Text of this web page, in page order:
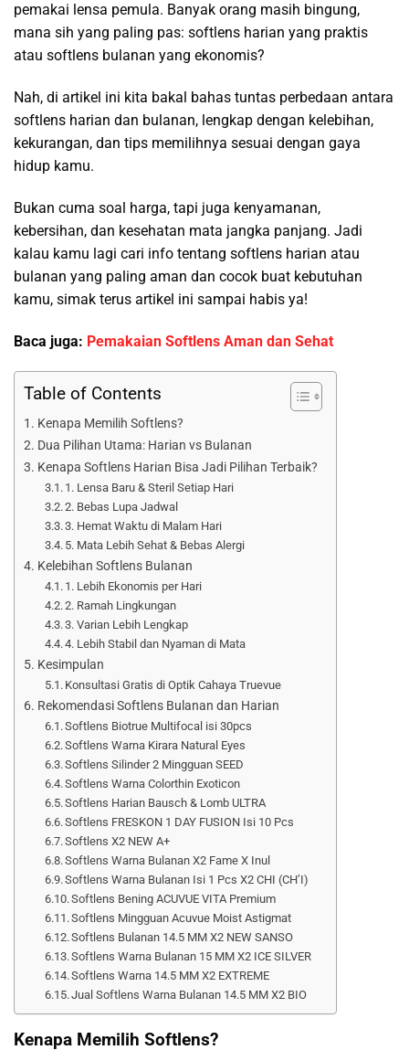
pemakai lensa pemula. Banyak orang masih bingung,
mana sih yang paling pas: softlens harian yang praktis
atau softlens bulanan yang ekonomis?
Nah, di artikel ini kita bakal bahas tuntas perbedaan antara
softlens harian dan bulanan, lengkap dengan kelebihan,
kekurangan, dan tips memilihnya sesuai dengan gaya
hidup kamu.
Bukan cuma soal harga, tapi juga kenyamanan,
kebersihan, dan kesehatan mata jangka panjang. Jadi
kalau kamu lagi cari info tentang softlens harian atau
bulanan yang paling aman dan cocok buat kebutuhan
kamu, simak terus artikel ini sampai habis ya!
Baca juga: Pemakaian Softlens Aman dan Sehat
Table of Contents
Kenapa Memilih Softlens?
Dua Pilihan Utama: Harian vs Bulanan
Kenapa Softlens Harian Bisa Jadi Pilihan Terbaik?
1. Lensa Baru & Steril Setiap Hari
2. Bebas Lupa Jadwal
3. Hemat Waktu di Malam Hari
5. Mata Lebih Sehat & Bebas Alergi
Kelebihan Softlens Bulanan
1. Lebih Ekonomis per Hari
2. Ramah Lingkungan
3. Varian Lebih Lengkap
4. Lebih Stabil dan Nyaman di Mata
Kesimpulan
Konsultasi Gratis di Optik Cahaya Truevue
Rekomendasi Softlens Bulanan dan Harian
Softlens Biotrue Multifocal isi 30pcs
Softlens Warna Kirara Natural Eyes
Softlens Silinder 2 Mingguan SEED
Softlens Warna Colorthin Exoticon
Softlens Harian Bausch & Lomb ULTRA
Softlens FRESKON 1 DAY FUSION Isi 10 Pcs
Softlens X2 NEW A+
Softlens Warna Bulanan X2 Fame X Inul
Softlens Warna Bulanan Isi 1 Pcs X2 CHI (CH’I)
Softlens Bening ACUVUE VITA Premium
Softlens Mingguan Acuvue Moist Astigmat
Softlens Bulanan 14.5 MM X2 NEW SANSO
Softlens Warna Bulanan 15 MM X2 ICE SILVER
Softlens Warna 14.5 MM X2 EXTREME
Jual Softlens Warna Bulanan 14.5 MM X2 BIO
Kenapa Memilih Softlens?